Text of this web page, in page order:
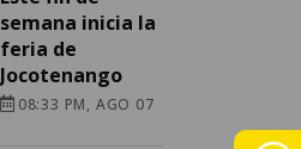
semana inicia la
feria de
Jocotenango
08:33 PM, AGO 07